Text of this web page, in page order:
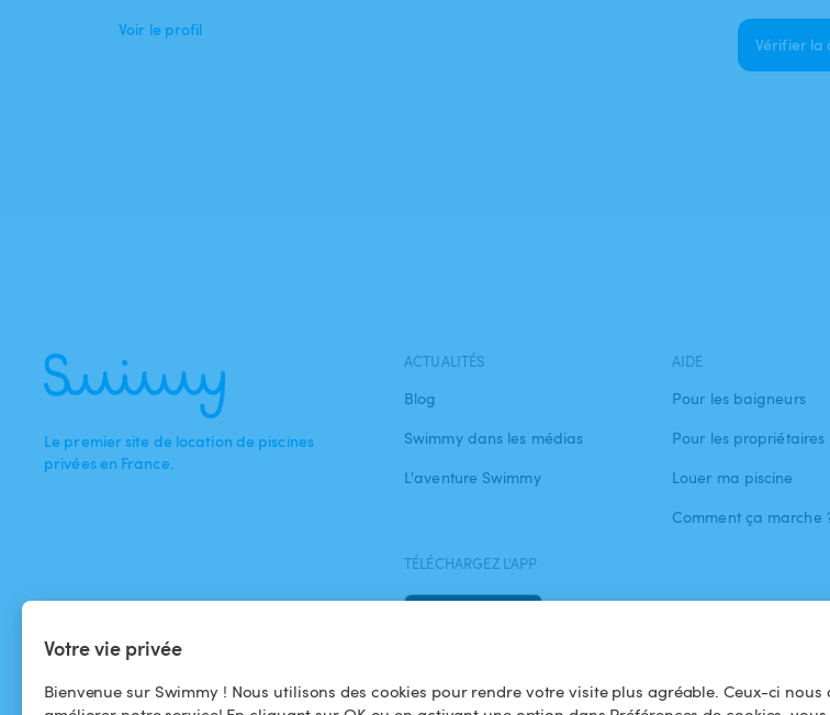
Votre vie privée
Bienvenue sur Swimmy ! Nous utilisons des cookies pour rendre votre visite plus agréable. Ceux-ci nous
Voir le profil
Vérifier la
Le premier site de location de piscines
privées en France.
ACTUALITÉS
Blog
Swimmy dans les médias
L'aventure Swimmy
AIDE
Pour les baigneurs
Pour les propriétaires
Louer ma piscine
Comment ça marche
TÉLÉCHARGEZ L'APP